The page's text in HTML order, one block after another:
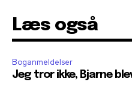
Læs også
Boganmeldelser
Jeg tror ikke, Bjarne